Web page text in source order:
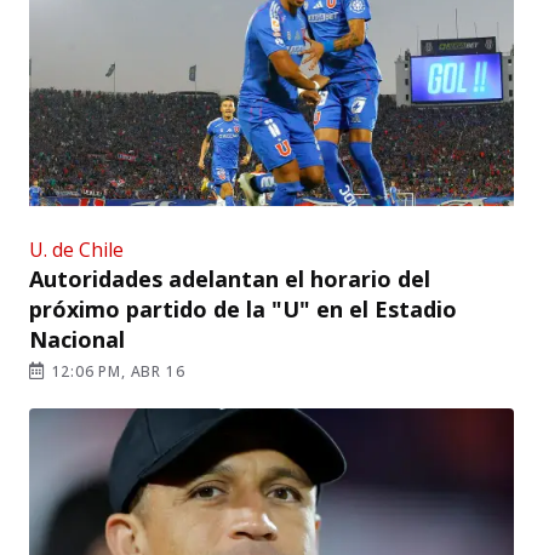
U. de Chile
Autoridades adelantan el horario del
próximo partido de la "U" en el Estadio
Nacional
12:06 PM, ABR 16